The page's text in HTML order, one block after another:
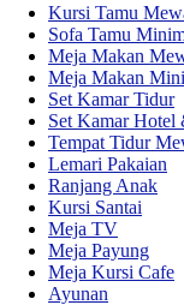
Kursi Tamu
Sofa Tamu
Meja Makan
Meja Makan
Set Kamar Tidur
Set Kamar Hotel
Tempat Tidur
Lemari Pakaian
Ranjang Anak
Kursi Santai
Meja TV
Meja Payung
Meja Kursi Cafe
Ayunan